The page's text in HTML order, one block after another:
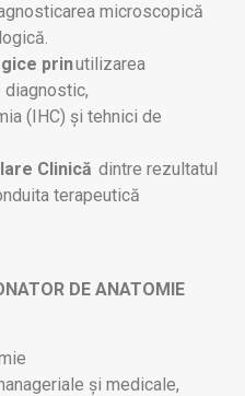
microscopică
prinutilizarea
(IHC) și tehnici de
Clinică dintre rezultatul
terapeutică
DE ANATOMIE
și medicale,